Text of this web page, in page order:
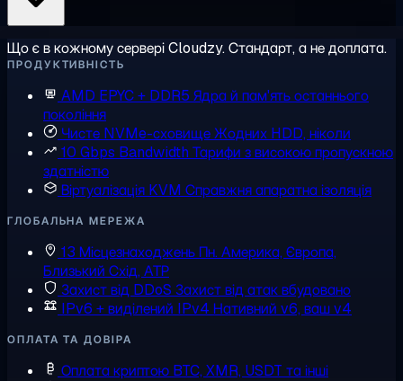
Що є в кожному сервері Cloudzy. Стандарт, а не доплата.
ПРОДУКТИВНІСТЬ
AMD EPYC + DDR5 Ядра й пам'ять останнього
покоління
Чисте NVMe-сховищеЖодних HDD, ніколи
10 Gbps Bandwidth Тарифи з високою пропускною
здатністю
Віртуалізація KVM Справжня апаратна ізоляція
ГЛОБАЛЬНА МЕРЕЖА
13 Місцезнаходжень Пн. Америка, Європа,
Близький Схід, АТР
Захист від DDoS Захист від атак вбудовано
IPv6 + виділений IPv4 Нативний v6, ваш v4
ОПЛАТА ТА ДОВІРА
Оплата криптою BTC, XMR, USDT та інші